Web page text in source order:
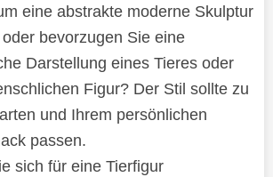
eine abstrakte moderne Skulptur
bevorzugen Sie eine
Darstellung eines Tieres oder
Figur? Der Stil sollte zu
und Ihrem persönlichen
passen.
sich für eine Tierfigur